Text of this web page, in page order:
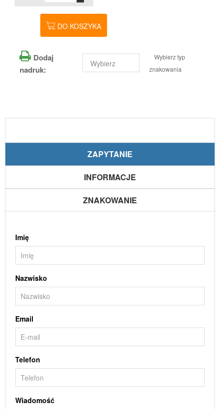
DO KOSZYKA
Dodaj
nadruk:
Wybierz typ
znakowania
ZAPYTANIE
INFORMACJE
ZNAKOWANIE
Imię
Nazwisko
Email
Telefon
Wiadomość